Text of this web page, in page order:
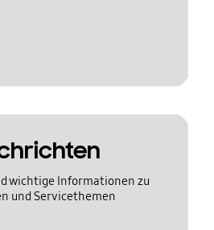
wichtige Informationen zu
und Servicethemen